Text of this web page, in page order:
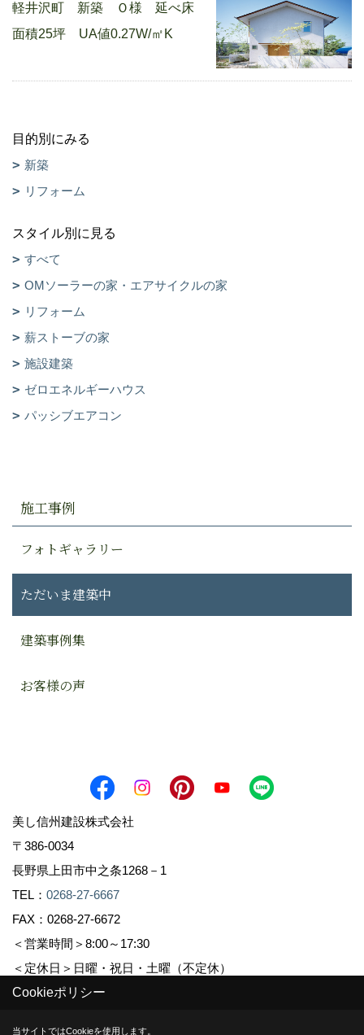
軽井沢町 新築 Ｏ様 延べ床
面積25坪 UA値0.27W/㎡K
目的別にみる
新築
リフォーム
スタイル別に見る
すべて
OMソーラーの家・エアサイクルの家
リフォーム
薪ストーブの家
施設建築
ゼロエネルギーハウス
パッシブエアコン
施工事例
フォトギャラリー
ただいま建築中
建築事例集
お客様の声
美し信州建設株式会社
〒386-0034
長野県上田市中之条1268－1
TEL： 0268-27-6667
FAX：0268-27-6672
＜営業時間＞8:00～17:30
＜定休日＞日曜・祝日・土曜（不定休）
Copyright (c) Sinshuu. All Rights Reserved.
Cookieポリシー
当サイトではCookieを使用します。